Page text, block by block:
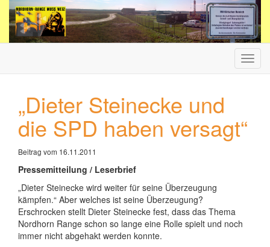
ein-/
„Dieter Steinecke und
die SPD haben versagt“
Beitrag vom 16.11.2011
Pressemitteilung / Leserbrief
„Dieter Steinecke wird weiter für seine Überzeugung
kämpfen.“ Aber welches ist seine Überzeugung?
Erschrocken stellt Dieter Steinecke fest, dass das Thema
Nordhorn Range schon so lange eine Rolle spielt und noch
immer nicht abgehakt werden konnte.